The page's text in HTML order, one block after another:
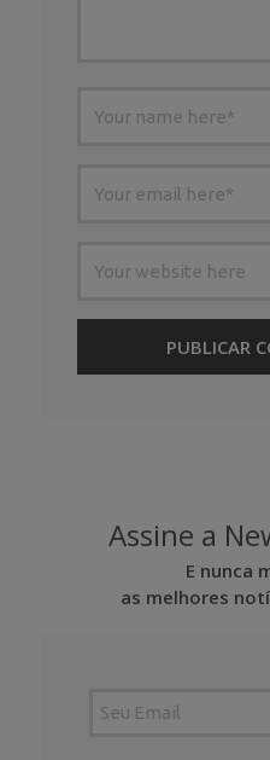
Assine a
E nunca
as melhores